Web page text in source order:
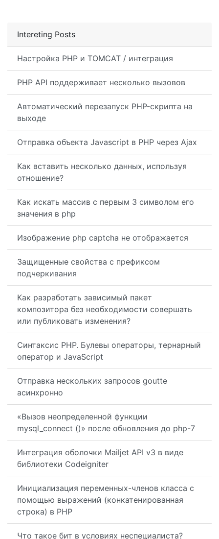
Intereting Posts
Настройка PHP и TOMCAT / интеграция
PHP API поддерживает несколько вызовов
Автоматический перезапуск PHP-скрипта на
выходе
Отправка объекта Javascript в PHP через Ajax
Как вставить несколько данных, используя
отношение?
Как искать массив с первым 3 символом его
значения в php
Изображение php captcha не отображается
Защищенные свойства с префиксом
подчеркивания
Как разработать зависимый пакет
композитора без необходимости совершать
или публиковать изменения?
Синтаксис PHP. Булевы операторы, тернарный
оператор и JavaScript
Отправка нескольких запросов goutte
асинхронно
«Вызов неопределенной функции
mysql_connect ()» после обновления до php-7
Интеграция оболочки Mailjet API v3 в виде
библиотеки Codeigniter
Инициализация переменных-членов класса с
помощью выражений (конкатенированная
строка) в PHP
Что такое бит в условиях неспециалиста?